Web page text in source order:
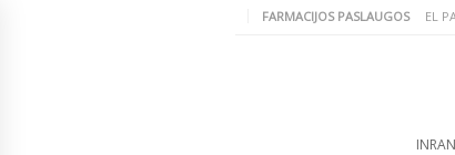
FARMACIJOS PASLAUGOS EL